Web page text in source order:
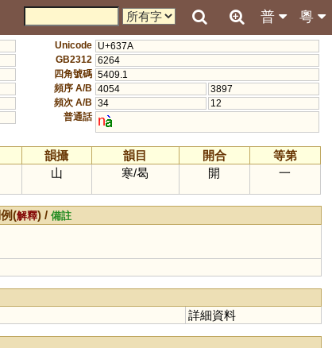
粵
普
Unicode U+637A
GB2312 6264
四角號碼 5409.1
頻序 A/B 4054
3897
頻次 A/B 34
12
普通話 n
韻攝 韻目 開合
等第
山 寒/曷 開 一
(解釋) /備註
詳細資料